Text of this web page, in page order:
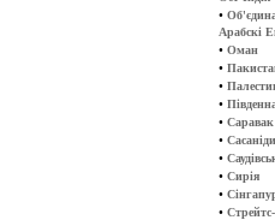
•
Арабскі
• Оман
•
•
•
• Саравак
• Сасаніди
•
• Сирія
•
• Стрейтс-